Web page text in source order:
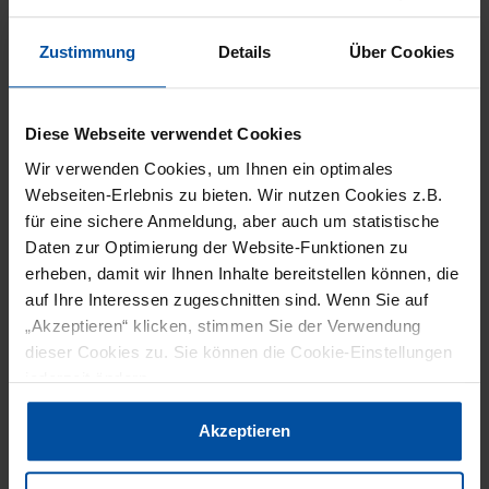
Zustimmung Details Über Cookies
Diese Webseite verwendet Cookies
Wir verwenden Cookies, um Ihnen ein optimales
Webseiten-Erlebnis zu bieten. Wir nutzen Cookies z.B.
für eine sichere Anmeldung, aber auch um statistische
Daten zur Optimierung der Website-Funktionen zu
erheben, damit wir Ihnen Inhalte bereitstellen können, die
auf Ihre Interessen zugeschnitten sind. Wenn Sie auf
„Akzeptieren“ klicken, stimmen Sie der Verwendung
dieser Cookies zu. Sie können die Cookie-Einstellungen
jederzeit ändern.
Datenschutzerklärung|Impressum
Akzeptieren
erfüllen“, meint Carolin Dunker von Chr. Hansen.
Proteinbasis auf die Farbgebung und
Farbstabilitätwährend der Lagerung. „Bei
Burger Patties gibt ein Erbsenprotein eine
orangebräunliche Farbe und eine
Proteinmischung basierend auf Erbse und
Weizen eine braune Hintergrundfarbe“, so
Dunker. Am Beispiel einer Mischung aus
Weizen- und Erbsenprotein demonstrierte sie
verschiedene Möglichkeiten der Färbung. So
lasse sich ein leuchtendes rot-braun durch eine